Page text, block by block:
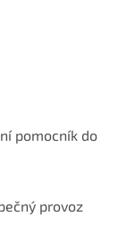
pomocník do
provoz